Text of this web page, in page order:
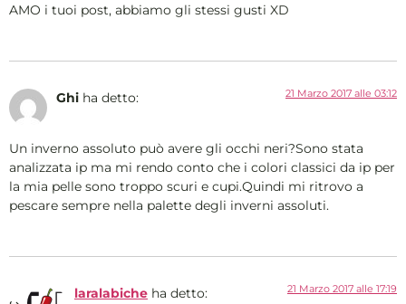
AMO i tuoi post, abbiamo gli stessi gusti XD
Ghi ha detto: 21 Marzo 2017 alle 03:12
Un inverno assoluto può avere gli occhi neri?Sono stata
analizzata ip ma mi rendo conto che i colori classici da ip per
la mia pelle sono troppo scuri e cupi.Quindi mi ritrovo a
pescare sempre nella palette degli inverni assoluti.
laralabiche ha detto: 21 Marzo 2017 alle 17:19